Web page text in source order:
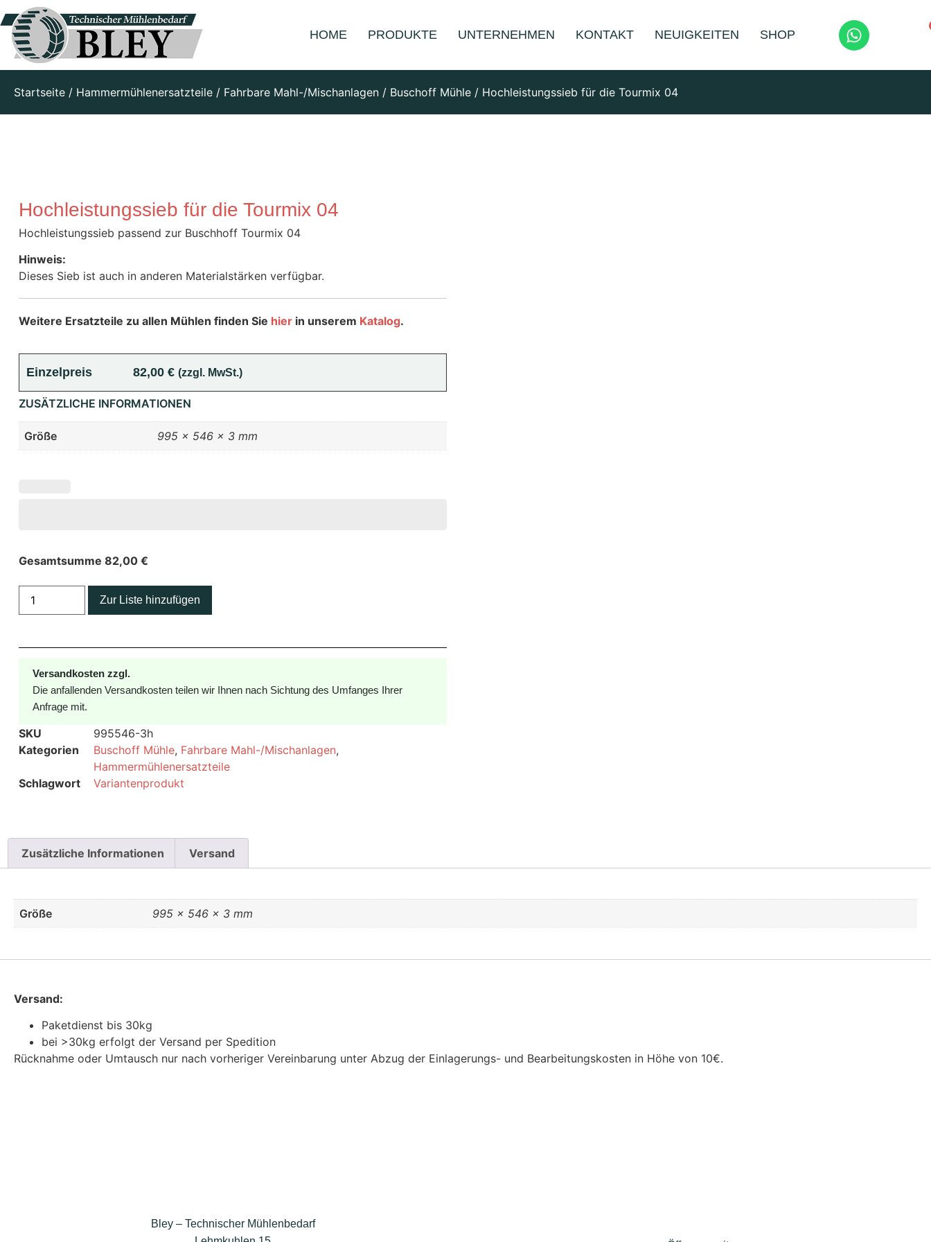
HOME PRODUKTE UNTERNEHMEN KONTAKT NEUIGKEITEN SHOP
Startseite / Hammermühlenersatzteile / Fahrbare Mahl-/Mischanlagen / Buschoff Mühle / Hochleistungssieb für die Tourmix 04
Hochleistungssieb für die Tourmix 04
Hochleistungssieb passend zur Buschhoff Tourmix 04
Hinweis:
Dieses Sieb ist auch in anderen Materialstärken verfügbar.
Weitere Ersatzteile zu allen Mühlen finden Sie hierin unserem Katalog.
Einzelpreis 82,00€ (zzgl. MwSt.)
ZUSÄTZLICHE INFORMATIONEN
Größe 995 × 546 × 3 mm
Gesamtsumme 82,00 €
Zur Liste hinzufügen
Versandkosten zzgl.
Die anfallenden Versandkosten teilen wir Ihnen nach Sichtung des Umfanges Ihrer
Anfrage mit.
SKU
995546-3h
Kategorien
Buschoff Mühle, Fahrbare Mahl-/Mischanlagen,
Hammermühlenersatzteile
Schlagwort
Variantenprodukt
Zusätzliche Informationen Versand
Größe 995 × 546 × 3 mm
Versand:
Paketdienst bis 30kg
bei >30kg erfolgt der Versand per Spedition
Rücknahme oder Umtausch nur nach vorheriger Vereinbarung unter Abzug der Einlagerungs- und Bearbeitungskosten in Höhe von 10€.
Bley – Technischer Mühlenbedarf